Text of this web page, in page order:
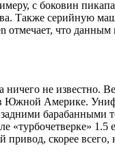
с боковин
Также
отмечает, что
не известно.
Америке.
«турбочетверке»
скорее всего,